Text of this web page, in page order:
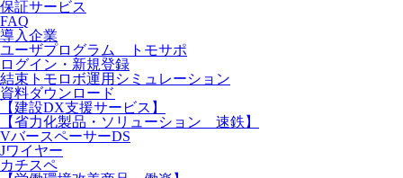
保証サービス
FAQ
導入企業
ユーザプログラム トモサポ
ログイン・新規登録
結束トモロボ運用シミュレーション
資料ダウンロード
【建設DX支援サービス】
【省力化製品・ソリューション 速鉄】
VバースペーサーDS
Jワイヤー
カチスペ